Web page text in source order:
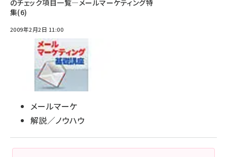
のチェック項目一覧―メールマーケティング特
集(6)
2009年2月2日 11:00
メールマーケ
解説／ノウハウ